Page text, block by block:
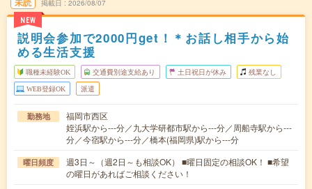
NEW
掲載日 2026/08/07
説明会参加で2000円get！＊お話し相手から始
める生活支援
職種未経験OK 交通費別途支給あり 土日祝日が休み 残業なし
WEB登録OK 派遣
勤務地
福岡市西区
姪浜駅から---分／九大学研都市駅から---分／周船寺駅から---
分／今宿駅から---分／橋本(福岡県)駅から---分
曜日頻度
週3日～（週2日～も相談OK） ■曜日固定の相談OK！ ■希望
の曜日があればご相談ください！